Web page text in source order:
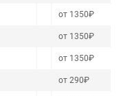
от 1350₽
от 1350₽
от 1350₽
от 290₽